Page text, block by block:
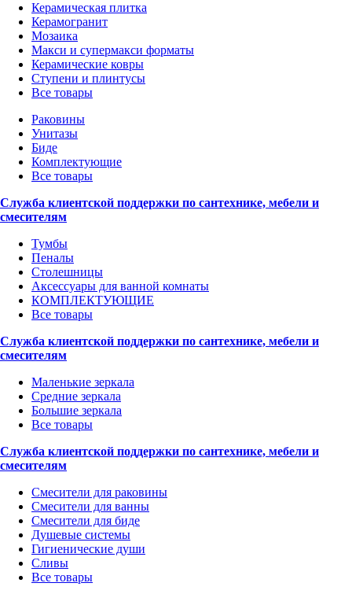
Керамическая плитка
Керамогранит
Мозаика
Макси и супермакси форматы
Керамические ковры
Ступени и плинтусы
Все товары
Раковины
Унитазы
Биде
Комплектующие
Все товары
Служба клиентской поддержки по сантехнике, мебели и
смесителям
Тумбы
Пеналы
Столешницы
Аксессуары для ванной комнаты
КОМПЛЕКТУЮЩИЕ
Все товары
Служба клиентской поддержки по сантехнике, мебели и
смесителям
Маленькие зеркала
Средние зеркала
Большие зеркала
Все товары
Служба клиентской поддержки по сантехнике, мебели и
смесителям
Смесители для раковины
Смесители для ванны
Смесители для биде
Душевые системы
Гигиенические души
Сливы
Все товары